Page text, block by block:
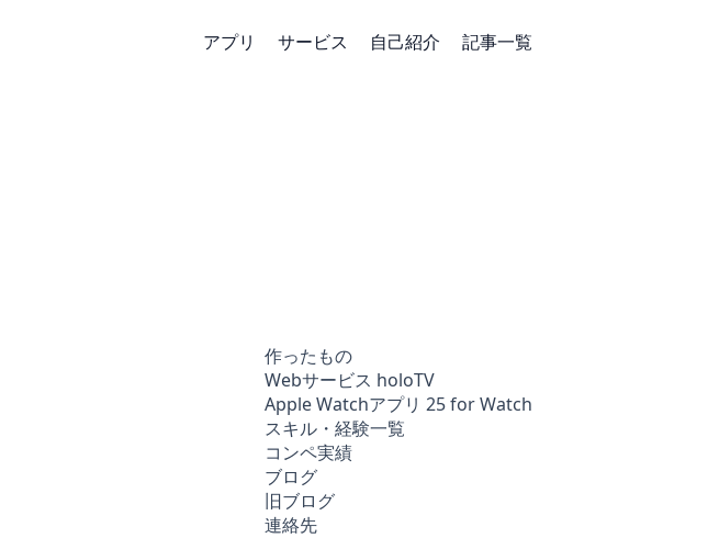
アプリ サービス 自己紹介 記事一覧
作ったもの
Webサービス holoTV
Apple Watchアプリ 25 for Watch
スキル・経験一覧
コンペ実績
ブログ
旧ブログ
連絡先